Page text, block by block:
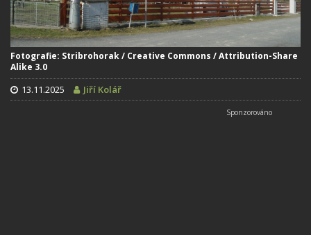
Fotografie: Stribrohorak / Creative Commons / Attribution-Share
Alike 3.0
13.11.2025 Jiří Kolář